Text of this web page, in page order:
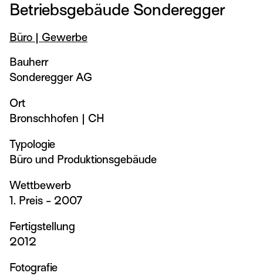
Betriebsgebäude Sonderegger
Büro | Gewerbe
Bauherr
Sonderegger AG
Ort
Bronschhofen | CH
Typologie
Büro und Produktionsgebäude
Wettbewerb
1. Preis - 2007
Fertigstellung
2012
Fotografie